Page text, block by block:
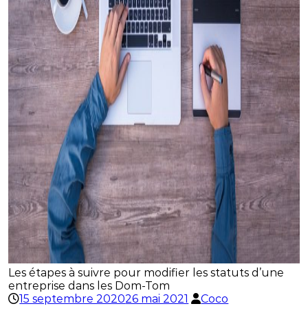
Les étapes à suivre pour modifier les statuts d’une
entreprise dans les Dom-Tom
15 septembre 202026 mai 2021
Coco